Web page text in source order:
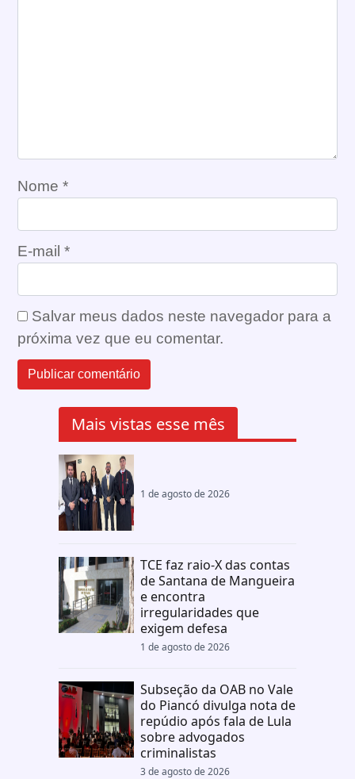
Nome *
E-mail *
Salvar meus dados neste navegador para a
próxima vez que eu comentar.
Mais vistas esse mês
1 de agosto de 2026
TCE faz raio-X das contas
de Santana de Mangueira
e encontra
irregularidades que
exigem defesa
1 de agosto de 2026
Subseção da OAB no Vale
do Piancó divulga nota de
repúdio após fala de Lula
sobre advogados
criminalistas
3 de agosto de 2026